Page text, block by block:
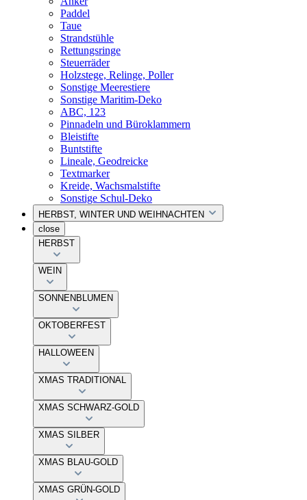
Paddel
Taue
Strandstühle
Rettungsringe
Steuerräder
Holzstege, Relinge, Poller
Sonstige Meerestiere
Sonstige Maritim-Deko
ABC, 123
Pinnadeln und Büroklammern
Bleistifte
Buntstifte
Lineale, Geodreicke
Textmarker
Kreide, Wachsmalstifte
Sonstige Schul-Deko
HERBST, WINTER UND WEIHNACHTEN
close
HERBST
WEIN
SONNENBLUMEN
OKTOBERFEST
HALLOWEEN
XMAS TRADITIONAL
XMAS SCHWARZ-GOLD
XMAS SILBER
XMAS BLAU-GOLD
XMAS GRÜN-GOLD